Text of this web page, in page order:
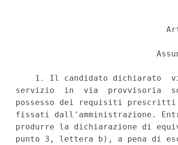
1. Il candidato dichiarato
servizio  in  via  provvisoria
possesso dei requisiti
fissati dall'amministrazione.
produrre la dichiarazione di
punto 3, lettera b), a pena di